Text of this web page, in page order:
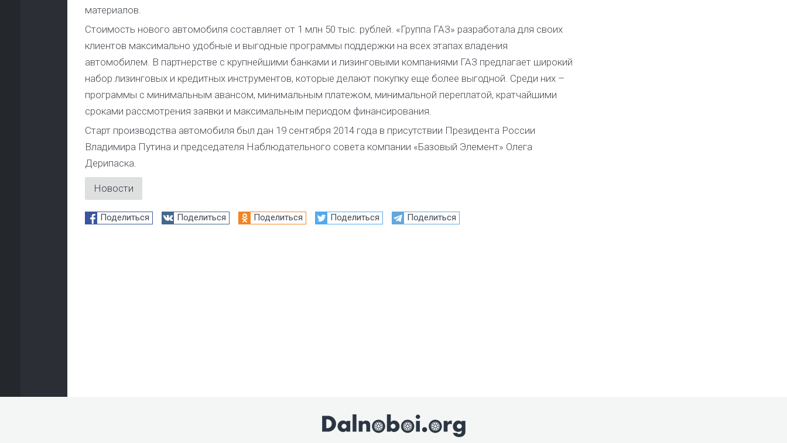
материалов.
Стоимость нового автомобиля составляет от 1 млн 50 тыс. рублей. «Группа ГАЗ» разработала для своих
клиентов максимально удобные и выгодные программы поддержки на всех этапах владения
автомобилем. В партнерстве с крупнейшими банками и лизинговыми компаниями ГАЗ предлагает широкий
набор лизинговых и кредитных инструментов, которые делают покупку еще более выгодной. Среди них –
программы с минимальным авансом, минимальным платежом, минимальной переплатой, кратчайшими
сроками рассмотрения заявки и максимальным периодом финансирования.
Старт производства автомобиля был дан 19 сентября 2014 года в присутствии Президента России
Владимира Путина и председателя Наблюдательного совета компании «Базовый Элемент» Олега
Дерипаска.
Новости
Поделиться Поделиться Поделиться Поделиться Поделиться